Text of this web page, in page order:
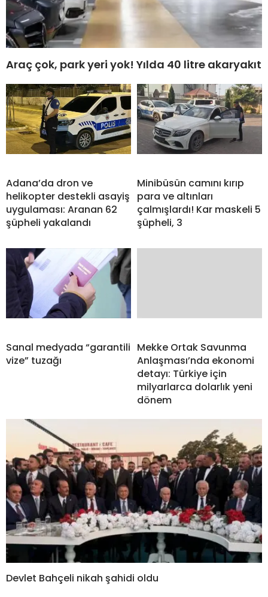
Araç çok, park yeri yok! Yılda 40 litre akaryakıt
Adana’da dron ve
helikopter destekli asayiş
uygulaması: Aranan 62
şüpheli yakalandı
Minibüsün camını kırıp
para ve altınları
çalmışlardı! Kar maskeli 5
şüpheli, 3
Sanal medyada “garantili
vize” tuzağı
Mekke Ortak Savunma
Anlaşması’nda ekonomi
detayı: Türkiye için
milyarlarca dolarlık yeni
dönem
Devlet Bahçeli nikah şahidi oldu